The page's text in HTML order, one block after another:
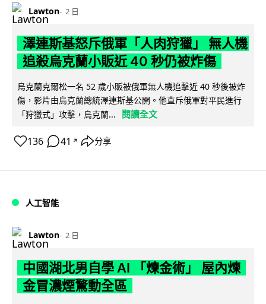
Lawton 2 日
澤連斯基怒斥俄軍「人肉狩獵」 無人機
追殺烏克蘭小販近 40 秒仍被炸傷
烏克蘭克爾松一名 52 歲小販被俄軍無人機追擊近 40 秒後被炸
傷，影片由烏克蘭總統澤連斯基公開。他直斥俄軍對平民進行
「狩獵式」攻擊，烏克蘭...
閱讀全文
136 41 ↗ 分享
人工智能
Lawton 2 日
中國湖北男自學 AI 「煉金術」 屋內煉
金冒濃煙驚動全區